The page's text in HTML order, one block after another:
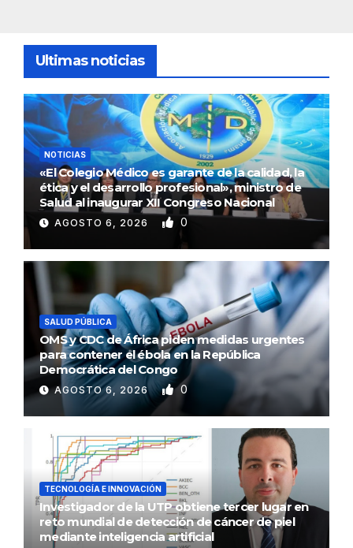
Ultimas noticias
NOTICIAS
«El Colegio Médico es garante de la calidad, la
ética y el desarrollo profesional», ministro de
Salud al inaugurar XII Congreso Nacional
AGOSTO 6, 2026 0
SALUD PÚBLICA
OMS y CDC de África piden medidas urgentes
para contener el ébola en la República
Democrática del Congo
AGOSTO 6, 2026 0
TECNOLOGÍA E INNOVACIÓN
Investigador de la UTP obtiene tercer lugar en
reto mundial de detección de cáncer de piel
mediante inteligencia artificial